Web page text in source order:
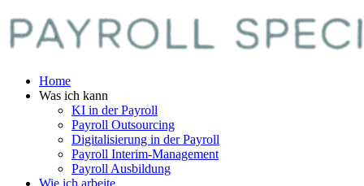
Home
Was ich kann
KI in der Payroll
Payroll Outsourcing
Digitalisierung in der Payroll
Payroll Interim-Management
Payroll Ausbildung
Wie ich arbeite